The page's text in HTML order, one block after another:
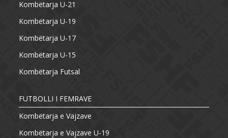
Kombëtarja U-21
Kombëtarja U-19
Kombëtarja U-17
Kombëtarja U-15
Kombëtarja Futsal
FUTBOLLI I FEMRAVE
Kombëtarja e Vajzave
Kombëtarja e Vajzave U-19